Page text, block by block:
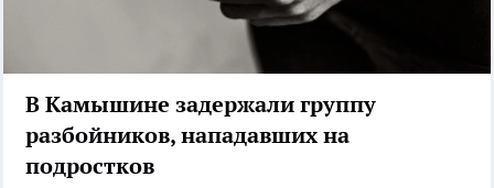
В Камышине задержали группу
разбойников, нападавших на
подростков